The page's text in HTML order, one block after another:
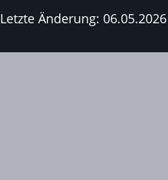
Letzte Änderung: 06.05.2026